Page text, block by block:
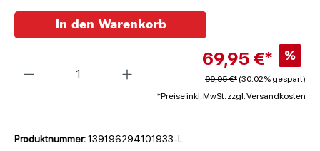
69,95 €* %
99,95 €* (30.02% gespart)
*Preise inkl. MwSt. zzgl. Versandkosten
In den Warenkorb
Produktnummer:139196294101933-L